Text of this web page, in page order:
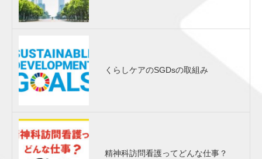
くらしケアのSGDsの取組み
精神科訪問看護ってどんな仕事？